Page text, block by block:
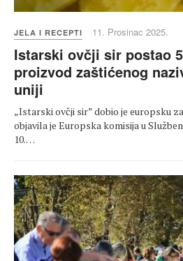
JELA I RECEPTI 11. Prosinac 2025.
Istarski ovčji sir postao
proizvod zaštićenog
uniji
„Istarski ovčji sir” dobio je europsku
objavila je Europska komisija u
10.…